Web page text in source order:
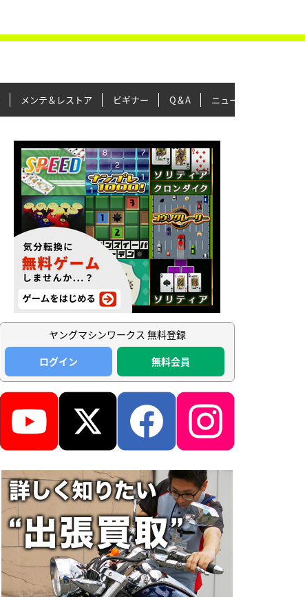
メンテ＆レストア ビギナー Q＆A ニュース＆トピックス
ヤングマシンワークス 無料登録
ログイン
無料会員